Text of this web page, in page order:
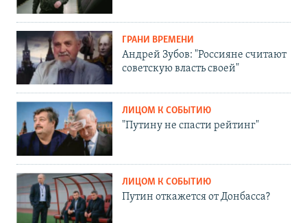
ГРАНИ ВРЕМЕНИ
Андрей Зубов: "Россияне считают
советскую власть своей"
ЛИЦОМ К СОБЫТИЮ
"Путину не спасти рейтинг"
ЛИЦОМ К СОБЫТИЮ
Путин откажется от Донбасса?